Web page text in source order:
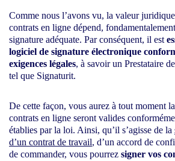
Comme nous l’avons vu, la valeur
contrats en ligne dépend,
signature adéquate. Par conséquent, il est
logiciel de signature électronique
exigences légales, à savoir un Prestataire
tel que Signaturit.
De cette façon, vous aurez à tout moment
contrats en ligne seront valides
établies par la loi. Ainsi, qu’il s’agisse de la
d’un contrat de travail, d’un accord de
de commander, vous pourrez signer vos